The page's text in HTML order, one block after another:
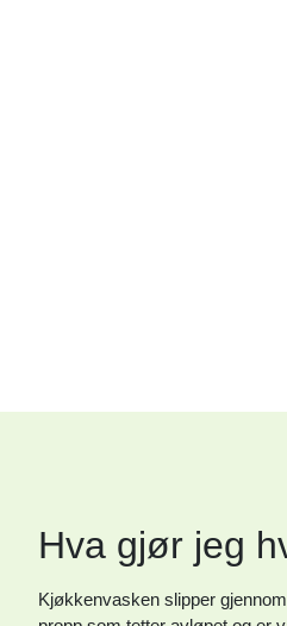
Hva gjør jeg
Kjøkkenvasken slipper